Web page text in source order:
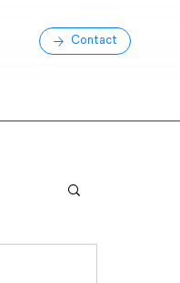
Contact